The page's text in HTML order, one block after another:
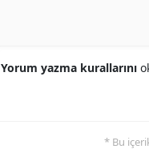
Yorum yazma kurallarını
* Bu